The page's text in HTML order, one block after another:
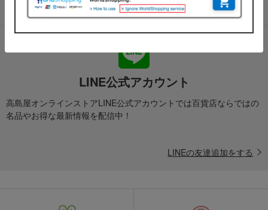
メールマガジンについて詳しく見る
LINE公式アカウント
高島屋オンラインストアLINE公式アカウントでは百貨店ならではの
名品やお得な最新情報を配信中！
LINEの友達追加をする